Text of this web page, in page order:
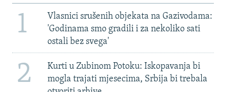
1
Vlasnici srušenih objekata na Gazivodama:
'Godinama smo gradili i za nekoliko sati
ostali bez svega'
2
Kurti u Zubinom Potoku: Iskopavanja bi
mogla trajati mjesecima, Srbija bi trebala